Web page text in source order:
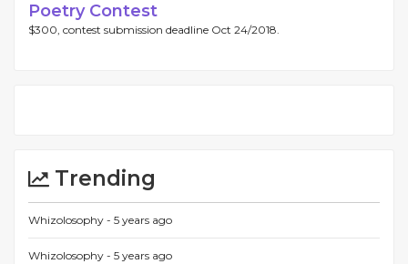
Poetry Contest
$300, contest submission deadline Oct 24/2018.
Trending
Whizolosophy - 5 years ago
Whizolosophy - 5 years ago